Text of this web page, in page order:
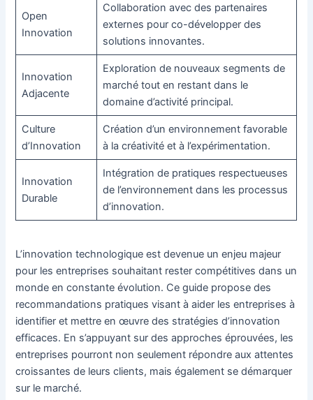
Open
Innovation
Collaboration avec des partenaires
externes pour co-développer des
solutions innovantes.
Innovation
Adjacente
Exploration de nouveaux segments de
marché tout en restant dans le
domaine d’activité principal.
Culture
d’Innovation
Création d’un environnement favorable
à la créativité et à l’expérimentation.
Innovation
Durable
Intégration de pratiques respectueuses
de l’environnement dans les processus
d’innovation.
L’innovation technologique est devenue un enjeu majeur
pour les entreprises souhaitant rester compétitives dans un
monde en constante évolution. Ce guide propose des
recommandations pratiques visant à aider les entreprises à
identifier et mettre en œuvre des stratégies d’innovation
efficaces. En s’appuyant sur des approches éprouvées, les
entreprises pourront non seulement répondre aux attentes
croissantes de leurs clients, mais également se démarquer
sur le marché.